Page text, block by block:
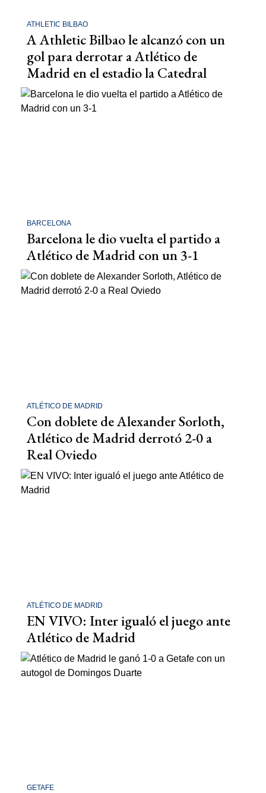
ATHLETIC BILBAO
A Athletic Bilbao le alcanzó con un
gol para derrotar a Atlético de
Madrid en el estadio la Catedral
BARCELONA
Barcelona le dio vuelta el partido a
Atlético de Madrid con un 3-1
ATLÉTICO DE MADRID
Con doblete de Alexander Sorloth,
Atlético de Madrid derrotó 2-0 a
Real Oviedo
ATLÉTICO DE MADRID
EN VIVO: Inter igualó el juego ante
Atlético de Madrid
GETAFE